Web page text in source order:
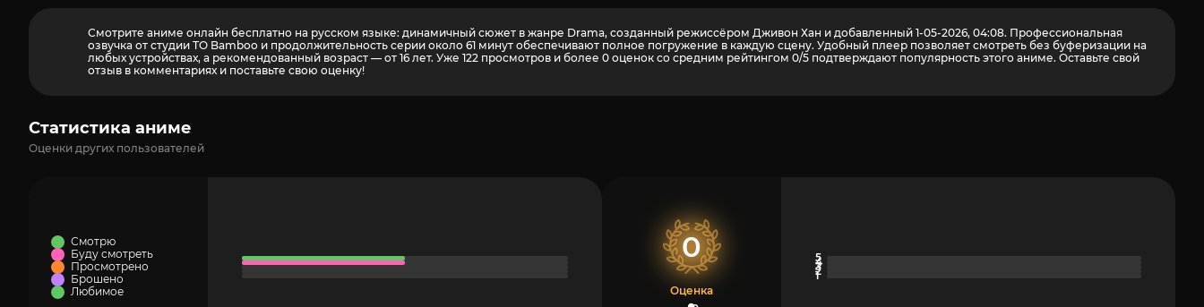
Смотрите аниме онлайн бесплатно на русском языке: динамичный сюжет в жанре Drama, созданный режиссёром Дживон Хан и добавленный 1-05-2026, 04:08. Профессиональная
озвучка от студии ТО Bamboo и продолжительность серии около 61 минут обеспечивают полное погружение в каждую сцену. Удобный плеер позволяет смотреть без буферизации на
любых устройствах, а рекомендованный возраст — от 16 лет. Уже 122 просмотров и более 0 оценок со средним рейтингом 0/5 подтверждают популярность этого аниме. Оставьте свой
отзыв в комментариях и поставьте свою оценку!
Статистика аниме
Оценки других пользователей
Смотрю
Буду смотреть
Просмотрено
Брошено
Любимое
0
Оценка